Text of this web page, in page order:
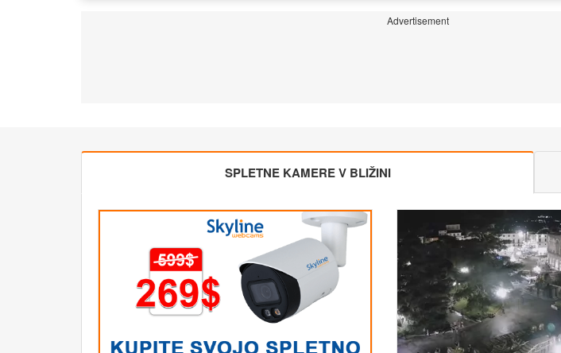
Advertisement
SPLETNE KAMERE V BLIŽINI